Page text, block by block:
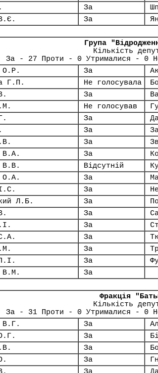
За
За
Група
Кількість
За - 27 Проти - 0 Утрималися - 0
О.Р.
За
Г.П.
Не голосувала
За
Не голосував
За
За
За
В.А.
За
В.В.
Відсутній
О.А.
За
За
Л.Б.
За
За
За
За
За
За
В.М.
За
Фракція
Кількість
За - 31 Проти - 0 Утрималися - 0
В.Г.
За
За
За
За